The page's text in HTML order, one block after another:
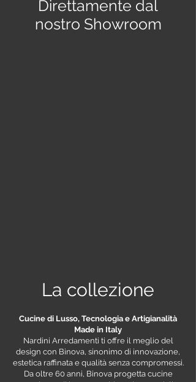
Direttamente dal
nostro Showroom
La collezione
Cucine di Lusso, Tecnologia e Artigianalità
Made in Italy
Nardini Arredamenti ti offre il meglio del
design con Binova, sinonimo di innovazione,
estetica raffinata e qualità senza compromessi.
Da oltre 60 anni, Binova progetta cucine